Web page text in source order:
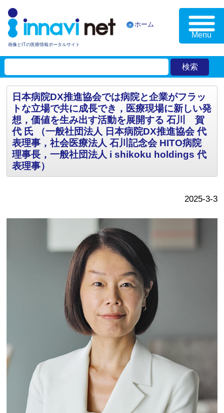
画像とITの医療情報ポータルサイト
ホーム
Menu
日本病院DX推進協会では病院と企業がフラッ
トな立場で共に成長でき，医療現場に新しい発
想，価値を生み出す活動を展開する 石川 賀
代 氏 （一般社団法人 日本病院DX推進協会 代
表理事，社会医療法人 石川記念会 HITO病院
理事長，一般社団法人 i shikoku holdings 代
表理事）
2025-3-3